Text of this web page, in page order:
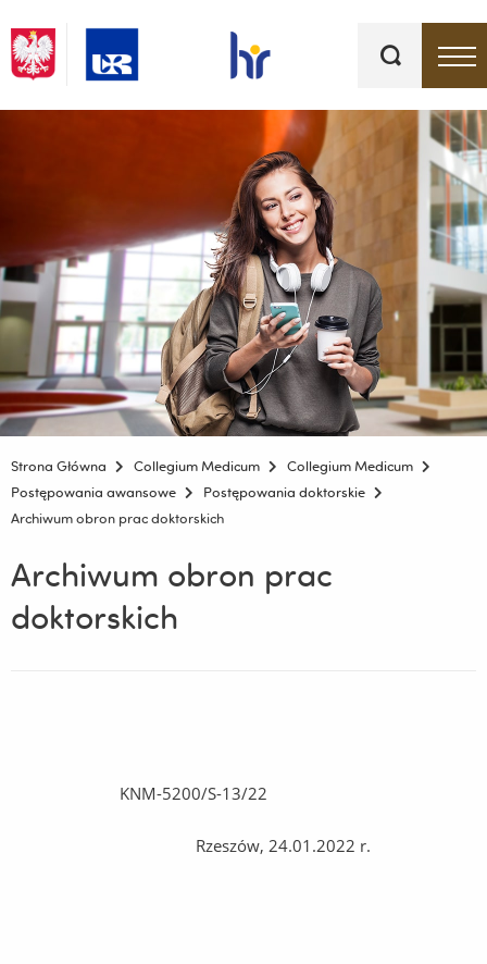
kluczowe
Strona Główna Collegium Medicum
Collegium Medicum
Postępowania awansowe
Postępowania doktorskie
Archiwum obron prac doktorskich
Archiwum obron prac
doktorskich
KNM-5200/S-13/22
Rzeszów, 24.01.2022 r.